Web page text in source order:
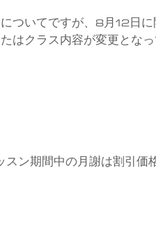
ついてですが、8月12日に
はクラス内容が変更となっ
ン期間中の月謝は割引価